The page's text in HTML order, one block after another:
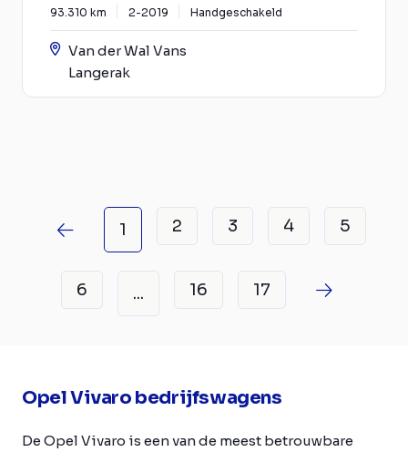
93.310 km 2-2019 Handgeschakeld
Van der Wal Vans
Langerak
1 2 3 4 5
6 ... 16 17
Opel Vivaro bedrijfswagens
De Opel Vivaro is een van de meest betrouwbare